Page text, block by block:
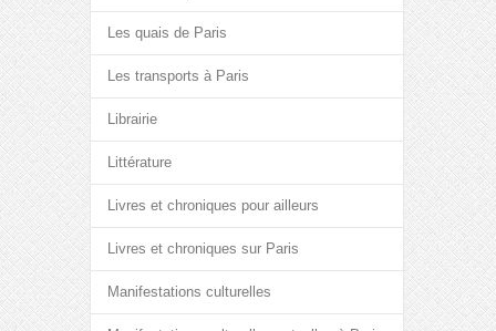
Les quais de Paris
Les transports à Paris
Librairie
Littérature
Livres et chroniques pour ailleurs
Livres et chroniques sur Paris
Manifestations culturelles